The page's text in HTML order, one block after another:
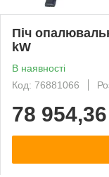
Піч
kW
В наявності
Код: 76881066
78 954,36